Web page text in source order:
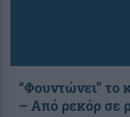
“Φουντώνει” το
– Από ρεκόρ σε